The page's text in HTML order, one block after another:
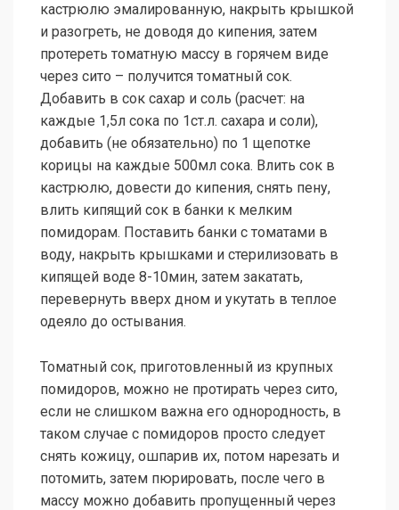
кастрюлю эмалированную, накрыть крышкой
и разогреть, не доводя до кипения, затем
протереть томатную массу в горячем виде
через сито – получится томатный сок.
Добавить в сок сахар и соль (расчет: на
каждые 1,5л сока по 1ст.л. сахара и соли),
добавить (не обязательно) по 1 щепотке
корицы на каждые 500мл сока. Влить сок в
кастрюлю, довести до кипения, снять пену,
влить кипящий сок в банки к мелким
помидорам. Поставить банки с томатами в
воду, накрыть крышками и стерилизовать в
кипящей воде 8-10мин, затем закатать,
перевернуть вверх дном и укутать в теплое
одеяло до остывания.
Томатный сок, приготовленный из крупных
помидоров, можно не протирать через сито,
если не слишком важна его однородность, в
таком случае с помидоров просто следует
снять кожицу, ошпарив их, потом нарезать и
потомить, затем пюрировать, после чего в
массу можно добавить пропущенный через